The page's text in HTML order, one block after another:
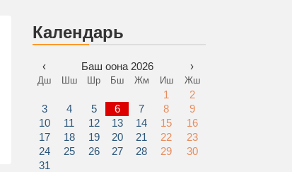
Календарь
‹ Баш оона 2026 ›
Дш Шш Шр Бш Жм Иш Жш
1
2
3
4 5 6 7 8
9
10
11 12 13 14 15
16
17
18 19 20 21 22
23
24
25 26 27 28 29
30
31